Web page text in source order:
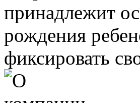
принадлежит
рождения
фиксировать